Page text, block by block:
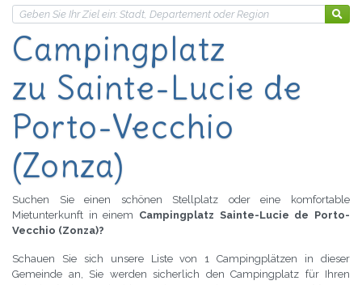
Campingplatz
zu Sainte-Lucie de
Porto-Vecchio
(Zonza)
Suchen Sie einen schönen Stellplatz oder eine komfortable
Mietunterkunft in einem Campingplatz Sainte-Lucie de Porto-
Vecchio (Zonza)?
Schauen Sie sich unsere Liste von 1 Campingplätzen in dieser
Gemeinde an, Sie werden sicherlich den Campingplatz für Ihren